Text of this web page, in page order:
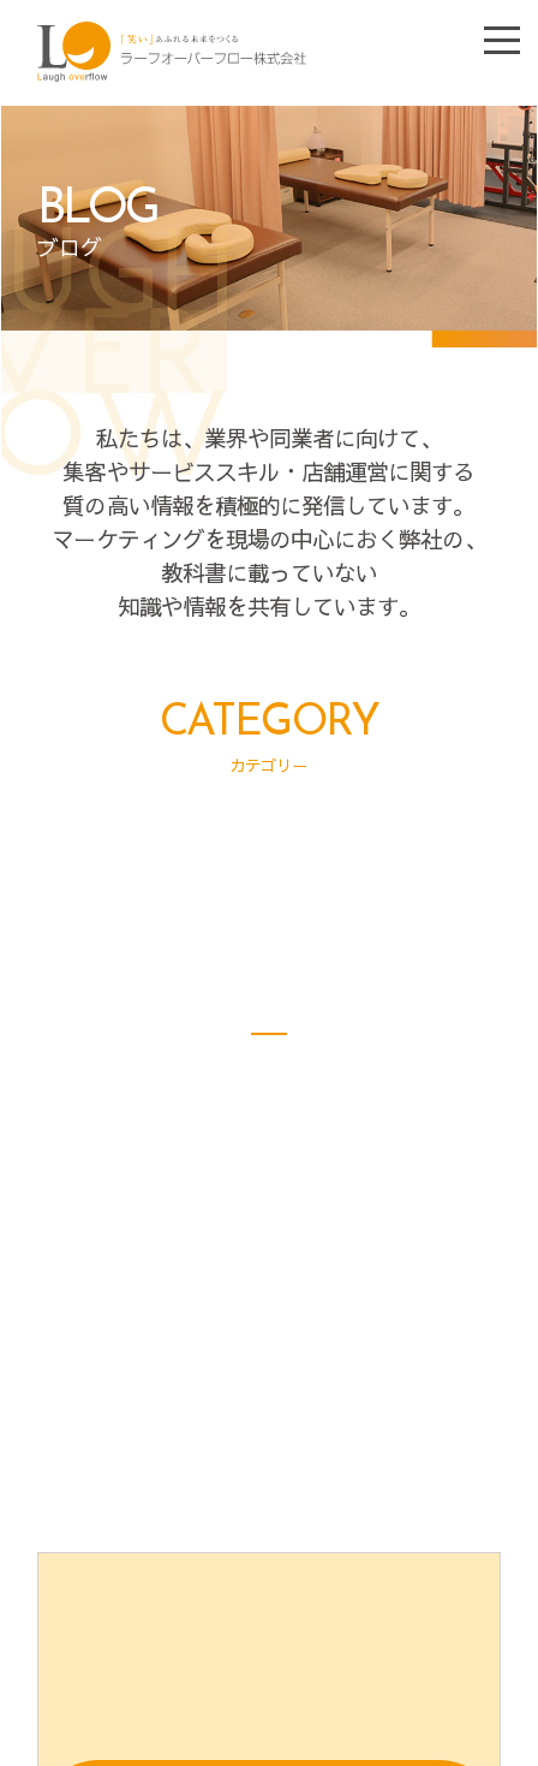
BLOG
ブログ
私たちは、業界や同業者に向けて、
集客やサービススキル・店舗運営に関する
質の高い情報を積極的に発信しています。
マーケティングを現場の中心におく弊社の、
教科書に載っていない
知識や情報を共有しています。
CATEGORY
カテゴリー